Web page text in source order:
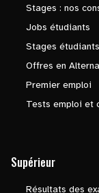
Stages : nos
Jobs étudiants
Stages étudiants
Offres en
Premier emploi
Tests emploi et
Supérieur
Résultats des